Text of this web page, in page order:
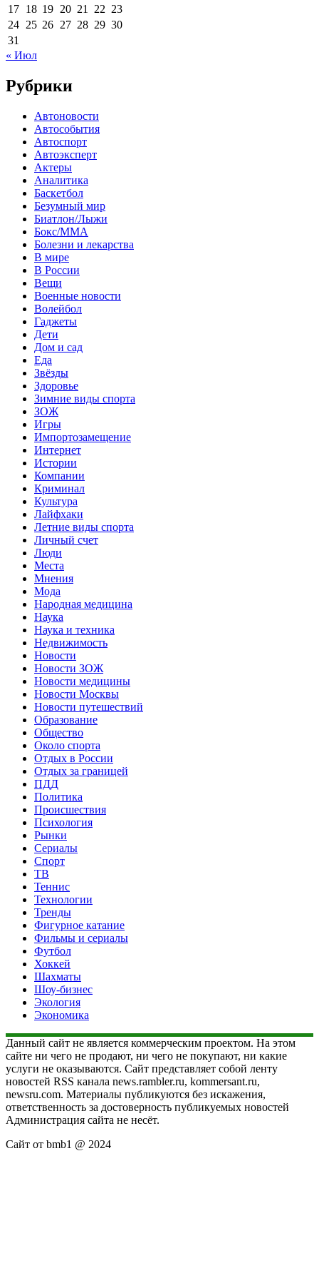
17 18 19 20 21 22 23
24 25 26 27 28 29 30
31
« Июл
Рубрики
Автоновости
Автособытия
Автоспорт
Автоэксперт
Актеры
Аналитика
Баскетбол
Безумный мир
Биатлон/Лыжи
Бокс/MMA
Болезни и лекарства
В мире
В России
Вещи
Военные новости
Волейбол
Гаджеты
Дети
Дом и сад
Еда
Звёзды
Здоровье
Зимние виды спорта
ЗОЖ
Игры
Импортозамещение
Интернет
Истории
Компании
Криминал
Культура
Лайфхаки
Летние виды спорта
Личный счет
Люди
Места
Мнения
Мода
Народная медицина
Наука
Наука и техника
Недвижимость
Новости
Новости ЗОЖ
Новости медицины
Новости Москвы
Новости путешествий
Образование
Общество
Около спорта
Отдых в России
Отдых за границей
ПДД
Политика
Происшествия
Психология
Рынки
Сериалы
Спорт
ТВ
Теннис
Технологии
Тренды
Фигурное катание
Фильмы и сериалы
Футбол
Хоккей
Шахматы
Шоу-бизнес
Экология
Экономика
Данный сайт не является коммерческим проектом. На этом
сайте ни чего не продают, ни чего не покупают, ни какие
услуги не оказываются. Сайт представляет собой ленту
новостей RSS канала news.rambler.ru, kommersant.ru,
newsru.com. Материалы публикуются без искажения,
ответственность за достоверность публикуемых новостей
Администрация сайта не несёт.
Сайт от bmb1 @ 2024